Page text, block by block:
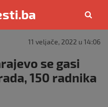
11 veljače, 2022 u 14:06
se gasi
150 radnika